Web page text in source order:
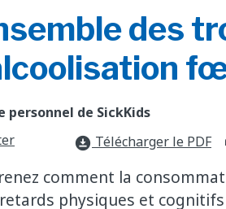
des
personnel de SickKids
download_for_offline Télécharger le PDF
comment la
physiques et cognitifs